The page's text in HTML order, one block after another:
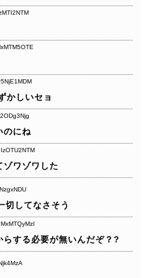
かしいセョ
のにね
ゾワゾワした
切してなさそう
する必要が無いんだぞ？?